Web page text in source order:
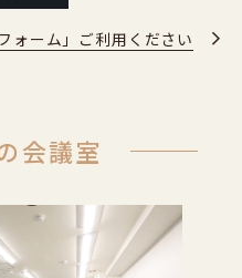
ォーム」ご利用ください
会議室